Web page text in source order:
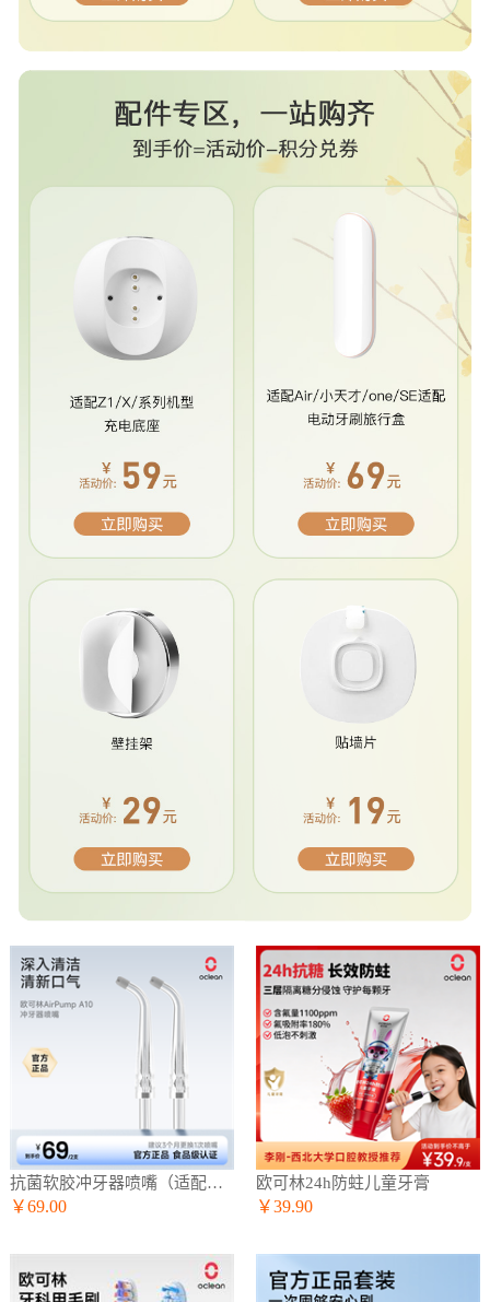
抗菌软胶冲牙器喷嘴（适配A10冲牙器）
￥69.00
欧可林24h防蛀儿童牙膏
￥39.90